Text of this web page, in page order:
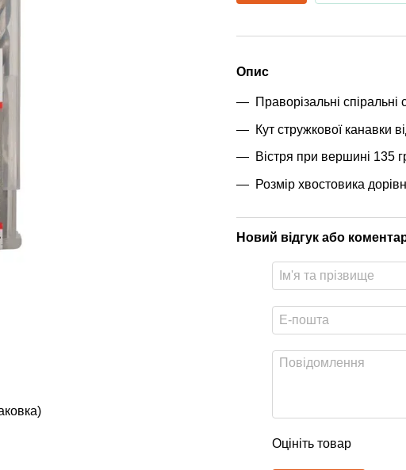
Опис
Праворізальні
Кут стружкової канавки
Вістря при вершині 135
Розмір хвостовика
Новий відгук або
Оцініть товар